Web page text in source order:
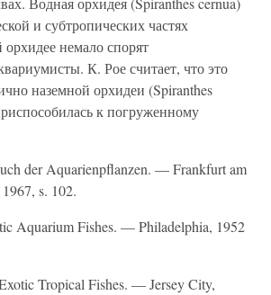
и субтропических частях
немало спорят
К. Рое считает, что это
наземной орхидеи (Spiranthes
к погруженному
der Aquarienpflanzen. — Frankfurt am
s. 102.
Aquarium Fishes. — Philadelphia, 1952
Tropical Fishes. — Jersey City,